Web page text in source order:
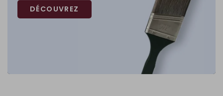
DÉCOUVREZ